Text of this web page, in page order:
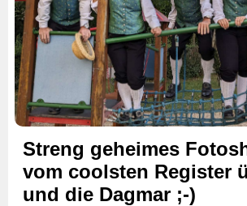
Streng geheimes
vom coolsten Register
und die Dagmar ;-)